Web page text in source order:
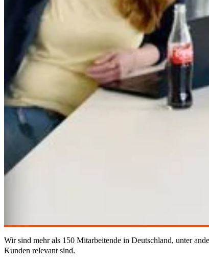
Wir sind mehr als 150 Mitarbeitende in Deutschland, unter
Kunden relevant sind.